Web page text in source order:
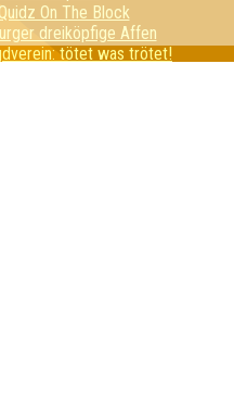
On The Block
dreiköpfige Affen
tötet was trötet!